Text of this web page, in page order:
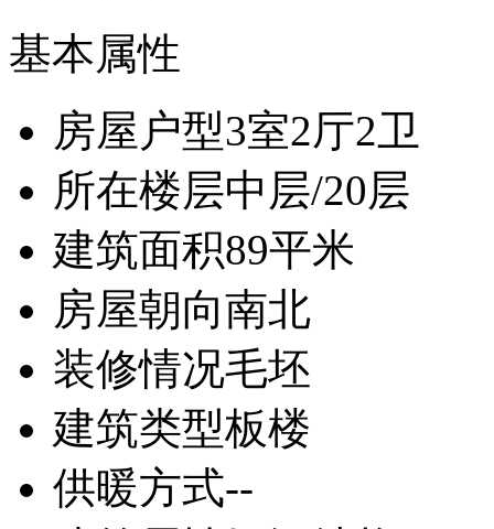
基本属性
房屋户型3室2厅2卫
所在楼层中层/20层
建筑面积89平米
房屋朝向南北
装修情况毛坯
建筑类型板楼
供暖方式--